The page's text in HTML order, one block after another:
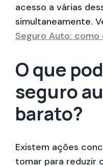
acesso a várias
simultaneamente.
Seguro Auto:
O que
seguro
barato?
Existem ações
tomar para reduzir